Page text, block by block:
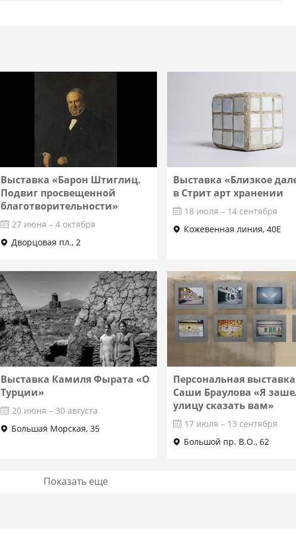
Выставка «Барон Штиглиц.
Подвиг просвещенной
благотворительности»
27 июня – 4 октября
Дворцовая пл., 2
Подробнее
Выставка «Близкое
в Стрит арт хранении
18 июля – 14 сентября
Кожевенная линия, 40Е
Подробнее
Выставка Камиля Фырата «О
Турции»
20 июня – 30 августа
Большая Морская, 35
Подробнее
Персональная выставка
Саши Браулова «Я
улицу сказать вам»
17 июля – 13 сентября
Большой пр. В.О., 62
Показать еще